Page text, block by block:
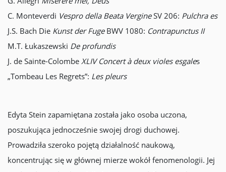
C. Monteverdi Vespro della Beata VergineSV 206: Pulchra es
J.S. Bach Die Kunst der FugeBWV 1080: Contrapunctus II
M.T. Łukaszewski De profundis
J. de Sainte-Colombe XLIV Concert à deux violes esgales
„Tombeau Les Regrets”: Les pleurs
Edyta Stein zapamiętana została jako osoba uczona,
poszukująca jednocześnie swojej drogi duchowej.
Prowadziła szeroko pojętą działalność naukową,
koncentrując się w głównej mierze wokół fenomenologii. Jej